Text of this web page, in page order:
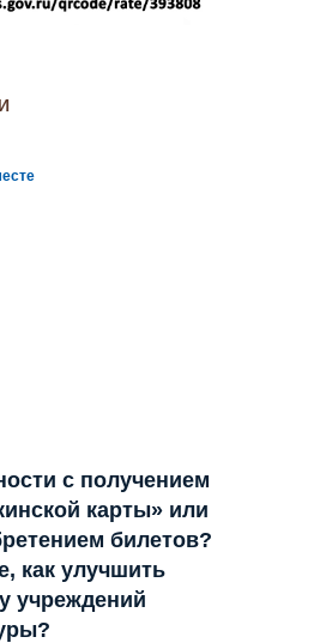
с получением
карты» или
билетов?
как улучшить
учреждений